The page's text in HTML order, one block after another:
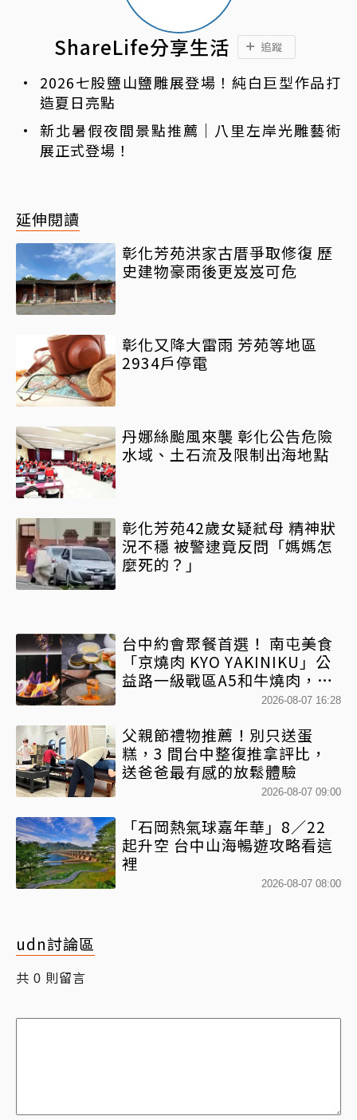
ShareLife分享生活 追蹤
2026七股鹽山鹽雕展登場！純白巨型作品打
造夏日亮點
新北暑假夜間景點推薦｜八里左岸光雕藝術
展正式登場！
延伸閱讀
彰化芳苑洪家古厝爭取修復 歷
史建物豪雨後更岌岌可危
彰化又降大雷雨 芳苑等地區
2934戶停電
丹娜絲颱風來襲 彰化公告危險
水域、土石流及限制出海地點
彰化芳苑42歲女疑弒母 精神狀
況不穩 被警逮竟反問「媽媽怎
麼死的？」
台中約會聚餐首選！ 南屯美食
「京燒肉 KYO YAKINIKU」公
益路一級戰區A5和牛燒肉，京
平雙人套餐全程專人代烤2026-08-07 16:28
父親節禮物推薦！別只送蛋
糕，3 間台中整復推拿評比，
送爸爸最有感的放鬆體驗
2026-08-07 09:00
「石岡熱氣球嘉年華」8／22
起升空 台中山海暢遊攻略看這
裡
2026-08-07 08:00
udn討論區
共 0 則留言